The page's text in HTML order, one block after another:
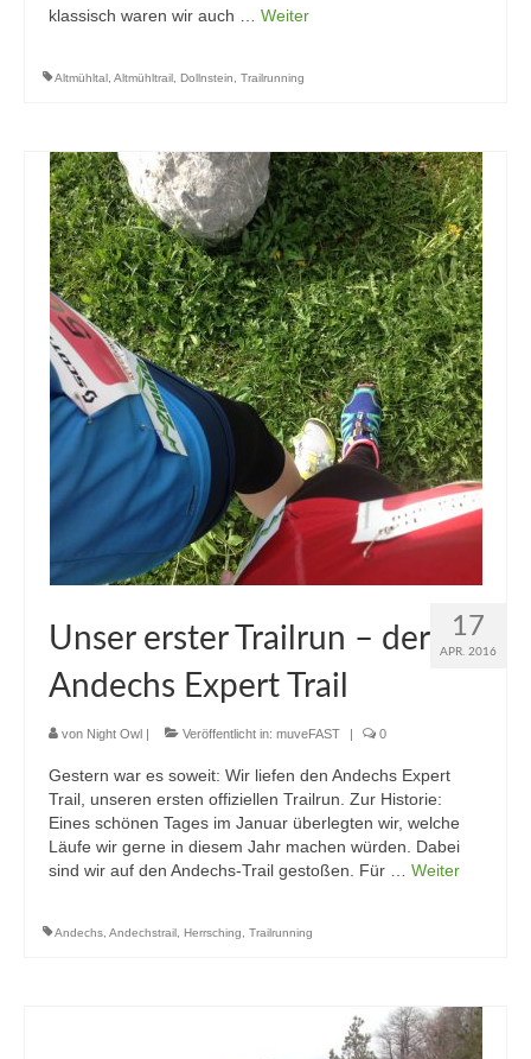
klassisch waren wir auch … Weiter
Altmühltal, Altmühltrail, Dollnstein, Trailrunning
17
APR. 2016
Unser erster Trailrun – der
Andechs Expert Trail
von Night Owl Veröffentlicht in: muveFAST 0
Gestern war es soweit: Wir liefen den Andechs Expert
Trail, unseren ersten offiziellen Trailrun. Zur Historie:
Eines schönen Tages im Januar überlegten wir, welche
Läufe wir gerne in diesem Jahr machen würden. Dabei
sind wir auf den Andechs-Trail gestoßen. Für … Weiter
Andechs, Andechstrail, Herrsching, Trailrunning